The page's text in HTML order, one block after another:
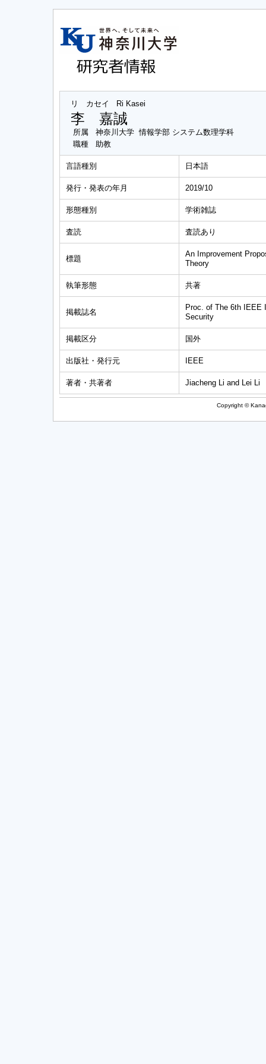
リ カセイ Ri Kasei
李 嘉誠
所属
神奈川大学 情報学部 システム数理学科
職種
助教
言語種別 日本語
発行・発表の年月 2019/10
形態種別 学術雑誌
査読 査読あり
標題
An Improvement
Theory
執筆形態 共著
掲載誌名
Proc. of The 6th IEEE
Security
掲載区分 国外
出版社・発行元 IEEE
著者・共著者 Jiacheng Li and Lei Li
Copyright ©